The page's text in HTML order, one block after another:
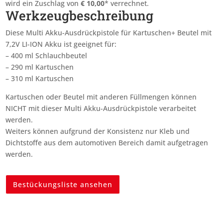
wird ein Zuschlag von€ 10,00* verrechnet.
Werkzeugbeschreibung
Diese Multi Akku-Ausdrückpistole für Kartuschen+ Beutel mit
7,2V LI-ION Akku ist geeignet für:
– 400 ml Schlauchbeutel
– 290 ml Kartuschen
– 310 ml Kartuschen
Kartuschen oder Beutel mit anderen Füllmengen können
NICHT mit dieser Multi Akku-Ausdrückpistole verarbeitet
werden.
Weiters können aufgrund der Konsistenz nur Kleb und
Dichtstoffe aus dem automotiven Bereich damit aufgetragen
werden.
Bestückungsliste ansehen